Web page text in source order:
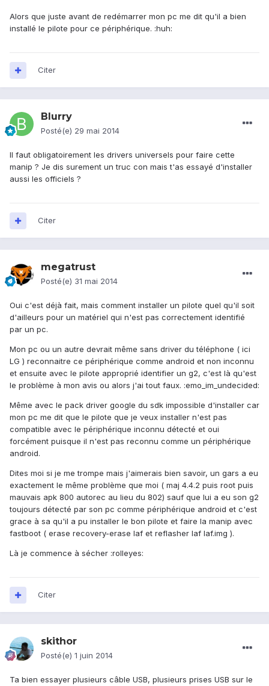
Alors que juste avant de redémarrer mon pc me dit qu'il a bien
installé le pilote pour ce périphérique. :huh:
Citer
Blurry
Posté(e) 29 mai 2014
Il faut obligatoirement les drivers universels pour faire cette
manip ? Je dis surement un truc con mais t'as essayé d'installer
aussi les officiels ?
Citer
megatrust
Posté(e) 31 mai 2014
Oui c'est déjà fait, mais comment installer un pilote quel qu'il soit
d'ailleurs pour un matériel qui n'est pas correctement identifié
par un pc.
Mon pc ou un autre devrait même sans driver du téléphone ( ici
LG ) reconnaitre ce périphérique comme android et non inconnu
et ensuite avec le pilote approprié identifier un g2, c'est là qu'est
le problème à mon avis ou alors j'ai tout faux. :emo_im_undecided:
Même avec le pack driver google du sdk impossible d'installer car
mon pc me dit que le pilote que je veux installer n'est pas
compatible avec le périphérique inconnu détecté et oui
forcément puisque il n'est pas reconnu comme un périphérique
android.
Dites moi si je me trompe mais j'aimerais bien savoir, un gars a eu
exactement le même problème que moi ( maj 4.4.2 puis root puis
mauvais apk 800 autorec au lieu du 802) sauf que lui a eu son g2
toujours détecté par son pc comme périphérique android et c'est
grace à sa qu'il a pu installer le bon pilote et faire la manip avec
fastboot ( erase recovery-erase laf et reflasher laf laf.img ).
Là je commence à sécher :rolleyes:
Citer
skithor
Posté(e) 1 juin 2014
Ta bien essayer plusieurs câble USB, plusieurs prises USB sur le